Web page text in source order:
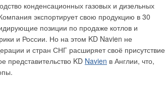
конденсационных газовых и дизельных
экспортирует свою продукцию в 30
позиции по продаже котлов и
и России. Но на этом KD Navien не
и стран СНГ расширяет своё присутствие
представительство KD Navien в Англии, что,
отопления и водоснабжения с
и поквартирной гидравлической
в качестве. Также подобные системы
в жилых домах эконом-класса с небольшой
на это изменение спроса выпуском новой